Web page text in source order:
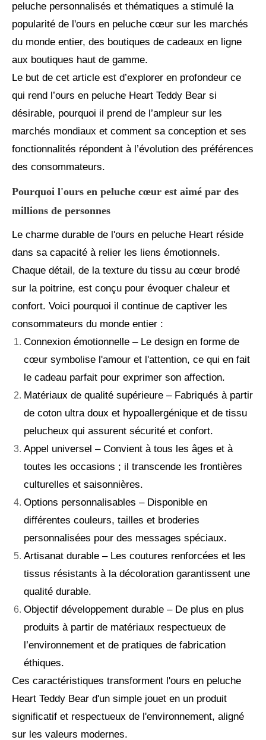
peluche personnalisés et thématiques a stimulé la
popularité de l'ours en peluche cœur sur les marchés
du monde entier, des boutiques de cadeaux en ligne
aux boutiques haut de gamme.
Le but de cet article est d’explorer en profondeur ce
qui rend l’ours en peluche Heart Teddy Bear si
désirable, pourquoi il prend de l’ampleur sur les
marchés mondiaux et comment sa conception et ses
fonctionnalités répondent à l’évolution des préférences
des consommateurs.
Pourquoi l'ours en peluche cœur est aimé par des
millions de personnes
Le charme durable de l'ours en peluche Heart réside
dans sa capacité à relier les liens émotionnels.
Chaque détail, de la texture du tissu au cœur brodé
sur la poitrine, est conçu pour évoquer chaleur et
confort. Voici pourquoi il continue de captiver les
consommateurs du monde entier :
Connexion émotionnelle – Le design en forme de
cœur symbolise l'amour et l'attention, ce qui en fait
le cadeau parfait pour exprimer son affection.
Matériaux de qualité supérieure – Fabriqués à partir
de coton ultra doux et hypoallergénique et de tissu
pelucheux qui assurent sécurité et confort.
Appel universel – Convient à tous les âges et à
toutes les occasions ; il transcende les frontières
culturelles et saisonnières.
Options personnalisables – Disponible en
différentes couleurs, tailles et broderies
personnalisées pour des messages spéciaux.
Artisanat durable – Les coutures renforcées et les
tissus résistants à la décoloration garantissent une
qualité durable.
Objectif développement durable – De plus en plus
produits à partir de matériaux respectueux de
l’environnement et de pratiques de fabrication
éthiques.
Ces caractéristiques transforment l'ours en peluche
Heart Teddy Bear d'un simple jouet en un produit
significatif et respectueux de l'environnement, aligné
sur les valeurs modernes.